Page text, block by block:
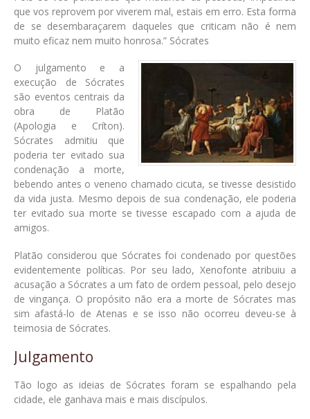
que vos reprovem por viverem mal, estais em erro. Esta forma
de se desembaraçarem daqueles que criticam não é nem
muito eficaz nem muito honrosa.” Sócrates
O julgamento e a
execução de Sócrates
são eventos centrais da
obra de Platão
(Apologia e Críton).
Sócrates admitiu que
poderia ter evitado sua
condenação a morte,
bebendo antes o veneno chamado cicuta, se tivesse desistido
da vida justa. Mesmo depois de sua condenação, ele poderia
ter evitado sua morte se tivesse escapado com a ajuda de
amigos.
Platão considerou que Sócrates foi condenado por questões
evidentemente políticas. Por seu lado, Xenofonte atribuiu a
acusação a Sócrates a um fato de ordem pessoal, pelo desejo
de vingança. O propósito não era a morte de Sócrates mas
sim afastá-lo de Atenas e se isso não ocorreu deveu-se à
teimosia de Sócrates.
Julgamento
Tão logo as ideias de Sócrates foram se espalhando pela
cidade, ele ganhava mais e mais discípulos.